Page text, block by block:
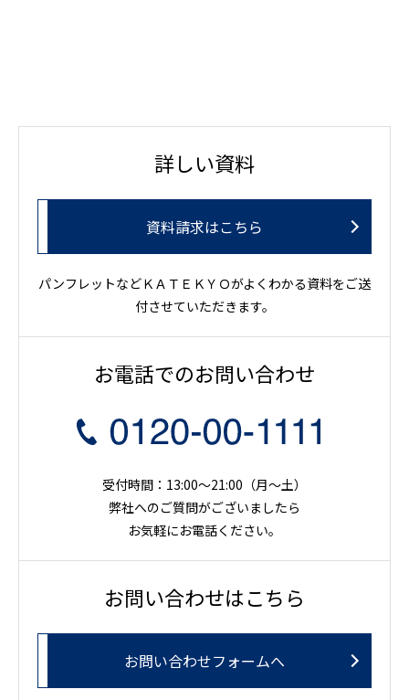
詳しい資料
資料請求はこちら
パンフレットなどＫＡＴＥＫＹＯがよくわかる資料をご送
付させていただきます。
お電話でのお問い合わせ
受付時間：13:00～21:00（月〜土）
弊社へのご質問がございましたら
お気軽にお電話ください。
お問い合わせはこちら
お問い合わせフォームへ